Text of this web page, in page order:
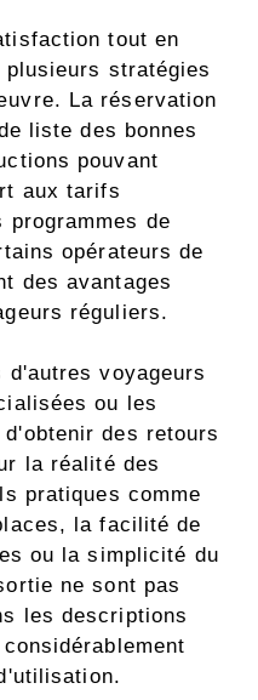
tout en
stratégies
La réservation
liste des bonnes
pouvant
aux tarifs
programmes de
opérateurs de
des avantages
réguliers.
d'autres voyageurs
ou les
des retours
la réalité des
pratiques comme
la facilité de
ou la simplicité du
ne sont pas
les descriptions